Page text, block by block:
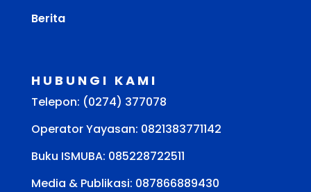
Berita
HUBUNGI KAMI
Telepon: (0274) 377078
Operator Yayasan: 0821383771142
Buku ISMUBA: 085228722511
Media & Publikasi: 087866889430